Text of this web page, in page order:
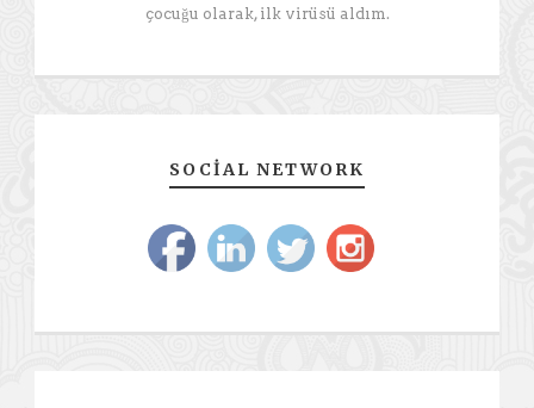
çocuğu olarak, ilk virüsü aldım.
SOCIAL NETWORK